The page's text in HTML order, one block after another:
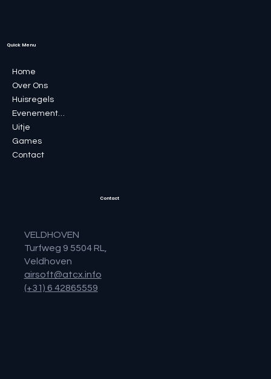
Quick Menu
Home
Over Ons
Huisregels
Uitje
Games
Contact
Contact
VELDHOVEN
Turfweg 9 5504 RL,
Veldhoven
airsoft@atcx.info
(+31) 6 42865559